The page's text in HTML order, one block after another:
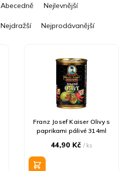
a
z
Abecedně Nejlevnější
Nejdražší Nejprodávanější
Franz Josef Kaiser Olivy s
paprikami pálivé 314ml
44,90 Kč/ ks